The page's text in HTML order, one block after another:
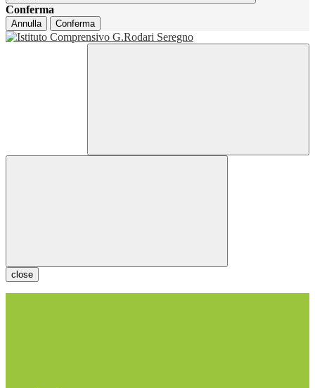
Conferma
Annulla Conferma
close